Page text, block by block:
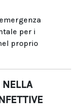
per i
proprio
NELLA